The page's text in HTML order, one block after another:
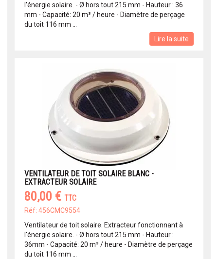
l'énergie solaire. - Ø hors tout 215 mm - Hauteur : 36
mm - Capacité: 20 m³ / heure - Diamètre de perçage
du toit 116 mm ...
Lire la suite
VENTILATEUR DE TOIT SOLAIRE BLANC -
EXTRACTEUR SOLAIRE
80,00 € TTC
Réf: 456CMC9554
Ventilateur de toit solaire. Extracteur fonctionnant à
l'énergie solaire. - Ø hors tout 215 mm - Hauteur :
36mm - Capacité: 20 m³ / heure - Diamètre de perçage
du toit 116 mm ...